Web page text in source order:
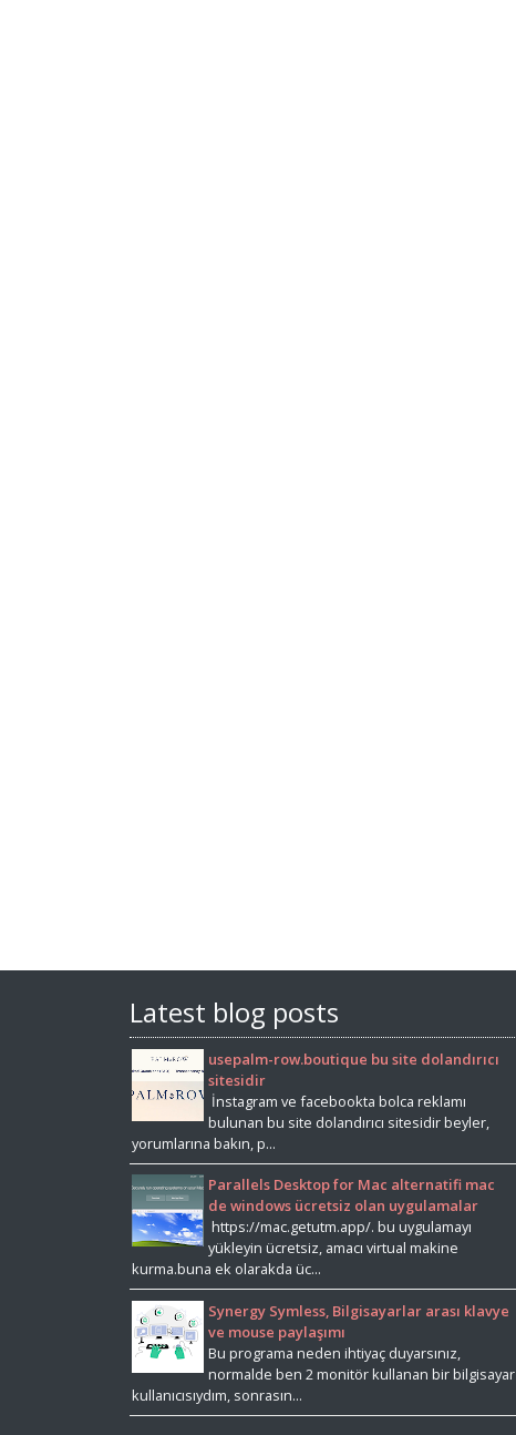
Latest blog posts
usepalm-row.boutique bu site dolandırıcı
sitesidir
İnstagram ve facebookta bolca reklamı
bulunan bu site dolandırıcı sitesidir beyler,
yorumlarına bakın, p...
Parallels Desktop for Mac alternatifi mac
de windows ücretsiz olan uygulamalar
https://mac.getutm.app/. bu uygulamayı
yükleyin ücretsiz, amacı virtual makine
kurma.buna ek olarakda üc...
Synergy Symless, Bilgisayarlar arası klavye
ve mouse paylaşımı
Bu programa neden ihtiyaç duyarsınız,
normalde ben 2 monitör kullanan bir bilgisayar
kullanıcısıydım, sonrasın...